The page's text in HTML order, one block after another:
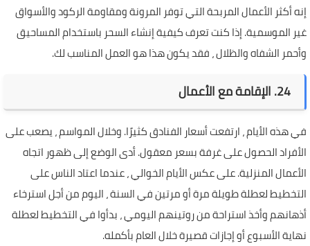
إنه أكثر الأعمال المربحة التي توفر المرونة ومقاومة الركود والأسواق
غير الموسمية. إذا كنت تعرف كيفية إنشاء السحر باستخدام المساحيق
وأحمر الشفاه والظلال ، فقد يكون هذا هو العمل المناسب لك.
24. الإقامة مع الأعمال
في هذه الأيام ، ارتفعت أسعار الفنادق كثيرًا. وخلال المواسم ، يصعب على
الأفراد الحصول على غرفة بسعر معقول. أدى الوضع إلى ظهور اتجاه
الأعمال المنزلية. على عكس الأيام الخوالي ، عندما اعتاد الناس على
التخطيط لعطلة طويلة مرة أو مرتين في السنة ، اليوم من أجل استرخاء
أذهانهم وأخذ استراحة من روتينهم اليومي ، بدأوا في التخطيط لعطلة
نهاية الأسبوع أو إجازات قصيرة خلال العام بأكمله.